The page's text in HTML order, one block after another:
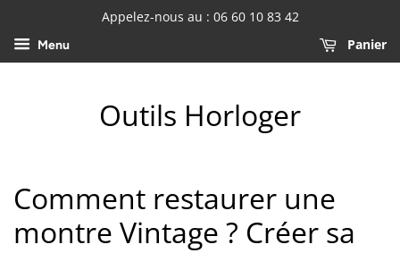
Appelez-nous au : 06 60 10 83 42
Menu Panier
Outils Horloger
Comment restaurer une
montre Vintage ? Créer sa